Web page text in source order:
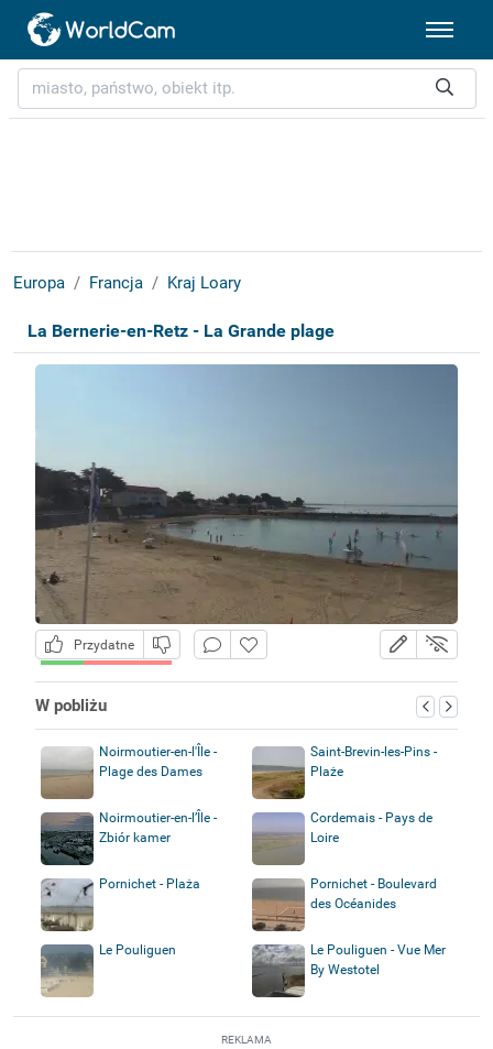
Europa Francja Kraj Loary
La Bernerie-en-Retz - La Grande plage
Przydatne
W pobliżu
Noirmoutier-en-l'Île -
Plage des Dames
Saint-Brevin-les-Pins -
Plaże
Noirmoutier-en-l’Île -
Zbiór kamer
Cordemais - Pays de
Loire
Pornichet - Plaża
Pornichet - Boulevard
des Océanides
Le Pouliguen
Le Pouliguen - Vue Mer
By Westotel
REKLAMA